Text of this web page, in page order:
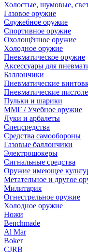
Холостые, шумовые,
Газовое оружие
Служебное оружие
Спортивное оружие
Охолощённое оружие
Холодное оружие
Пневматическое оружие
Аксессуары для
Баллончики
Пневматические
Пневматические
Пульки и шарики
ММГ / Учебное оружие
Луки и арбалеты
Спецсредства
Средства самообороны
Газовые баллончики
Электрошокеры
Сигнальные средства
Оружие имеющее
Метательное и другое
Милитария
Огнестрельное оружие
Холодное оружие
Ножи
Benchmade
Al Mar
Boker
CJRB